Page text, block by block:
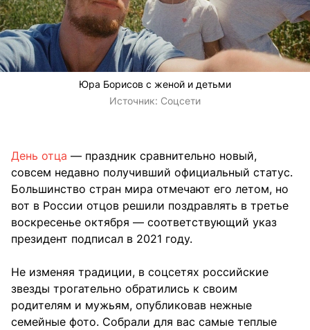
Юра Борисов с женой и детьми
Источник: Соцсети
День отца — праздник сравнительно новый,
совсем недавно получивший официальный статус.
Большинство стран мира отмечают его летом, но
вот в России отцов решили поздравлять в третье
воскресенье октября — соответствующий указ
президент подписал в 2021 году.
Не изменяя традиции, в соцсетях российские
звезды трогательно обратились к своим
родителям и мужьям, опубликовав нежные
семейные фото. Собрали для вас самые теплые